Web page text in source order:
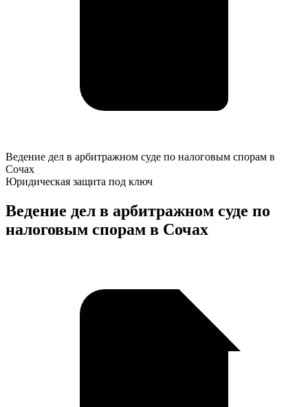
Ведение
дел
в
суде
по
налоговым
Ведение дел в арбитражном суде по налоговым спорам в
Сочах
Юридическая защита под ключ
Ведение дел в арбитражном суде по
налоговым спорам в Сочах